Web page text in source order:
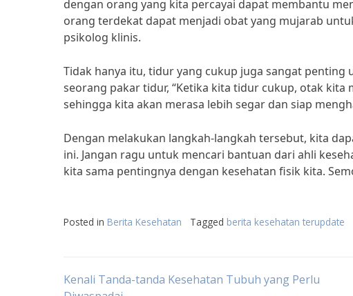
dengan orang yang kita percayai dapat membantu
orang terdekat dapat menjadi obat yang mujarab
psikolog klinis.
Tidak hanya itu, tidur yang cukup juga sangat penting
seorang pakar tidur, “Ketika kita tidur cukup, otak
sehingga kita akan merasa lebih segar dan siap
Dengan melakukan langkah-langkah tersebut, kita
ini. Jangan ragu untuk mencari bantuan dari ahli
kita sama pentingnya dengan kesehatan fisik kita.
Posted in Berita Kesehatan Tagged berita kesehatan terupdate
Post
Kenali Tanda-tanda Kesehatan Tubuh yang Perlu